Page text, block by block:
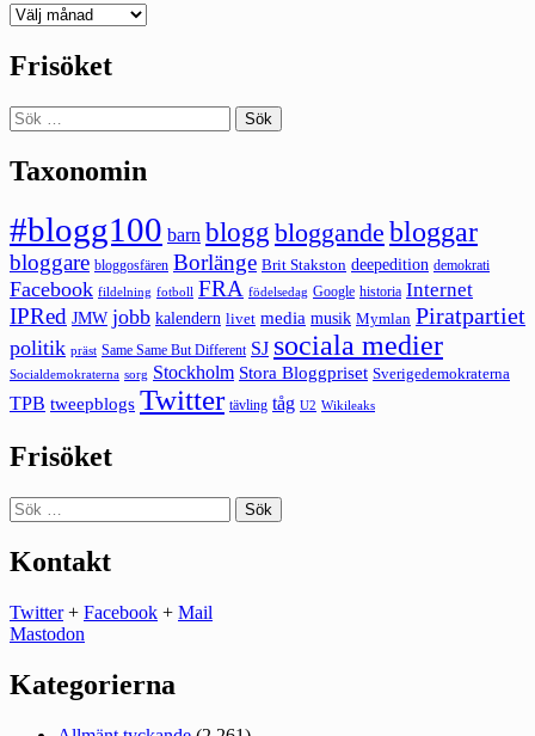
Deepedition
Frisöket
Sök
efter:
Taxonomin
#blogg100 barn blogg bloggande bloggar
bloggare bloggosfären Borlänge Brit Stakston deepedition demokrati
Facebook fildelning fotboll FRA födelsedag Google historia Internet
IPRed JMW jobb kalendern livet media musik Mymlan Piratpartiet
politik präst Same Same But Different SJ sociala medier
Socialdemokraterna sorg Stockholm Stora Bloggpriset Sverigedemokraterna
TPB tweepblogs Twitter tävling tåg U2 Wikileaks
Frisöket
Sök
efter:
Kontakt
Twitter+ Facebook + Mail
Mastodon
Kategorierna